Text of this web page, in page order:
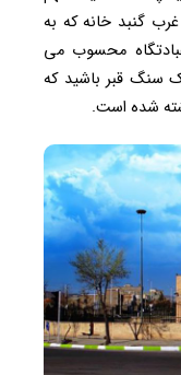
گنبد خانه که به
محسوب می
سنگ قبر باشید که
شده است.